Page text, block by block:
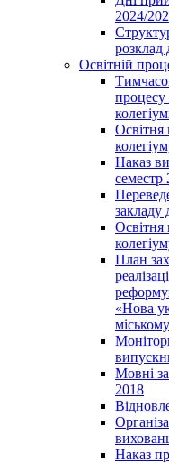
2024/
розклад
Освітній
Освітня
Наказ
семестр
закладу
Освітня
План
«Нова
Мовні
2018
Наказ